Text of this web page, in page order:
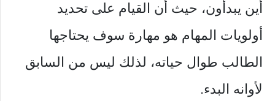
أين يبدأون، حيث أن القيام على تحديد
أولويات المهام هو مهارة سوف يحتاجها
الطالب طوال حياته، لذلك ليس من السابق
لأوانه البدء.